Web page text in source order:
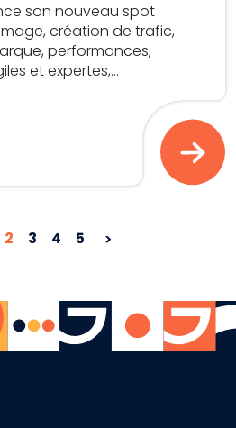
son nouveau spot
création de trafic,
performances,
et expertes,...
2 3 4 5